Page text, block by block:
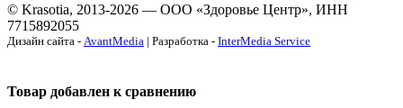
© Krasotia, 2013-2026 — ООО «Здоровье Центр», ИНН
7715892055
Дизайн сайта - AvantMedia | Разработка - InterMedia Service
Товар добавлен к сравнению